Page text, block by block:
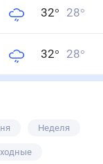
32° 28°
32° 28°
Неделя